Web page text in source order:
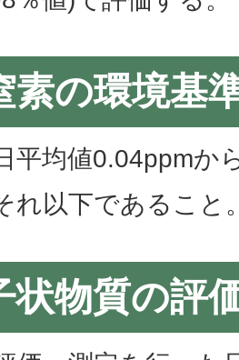
素の環境基
平均値0.04ppmか
れ以下であること
状物質の評